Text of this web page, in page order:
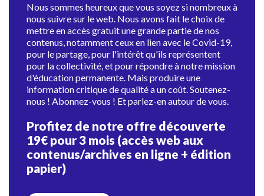
Nous sommes heureux que vous soyez si nombreux à
nous suivre sur le web. Nous avons fait le choix de
mettre en accès gratuit une grande partie de nos
contenus, notamment ceux en lien avec le Covid-19,
pour le partage, pour l'intérêt qu'ils représentent
pour la collectivité, et pour répondre à notre mission
d'éducation permanente. Mais produire une
information critique de qualité a un coût. Soutenez-
nous ! Abonnez-vous ! Et parlez-en autour de vous.
Profitez de notre offre découverte
19€ pour 3 mois (accès web aux
contenus/archives en ligne + édition
papier)